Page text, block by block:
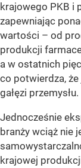
krajowego PKB i
zapewniając
wartości – od
produkcji
a w ostatnich
co potwierdza,
gałęzi przemysłu.
Jednocześnie
branży wciąż nie
krajowej